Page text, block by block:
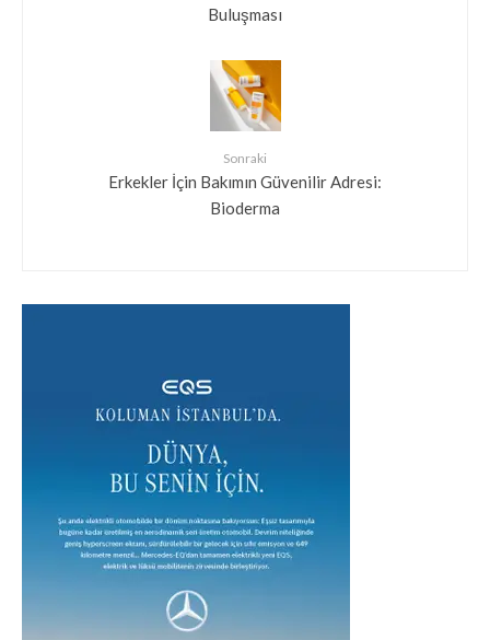
Buluşması
Sonraki
Erkekler İçin Bakımın Güvenilir Adresi:
Bioderma